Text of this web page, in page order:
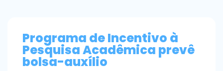
Programa de Incentivo à
Pesquisa Acadêmica prevê
bolsa-auxílio